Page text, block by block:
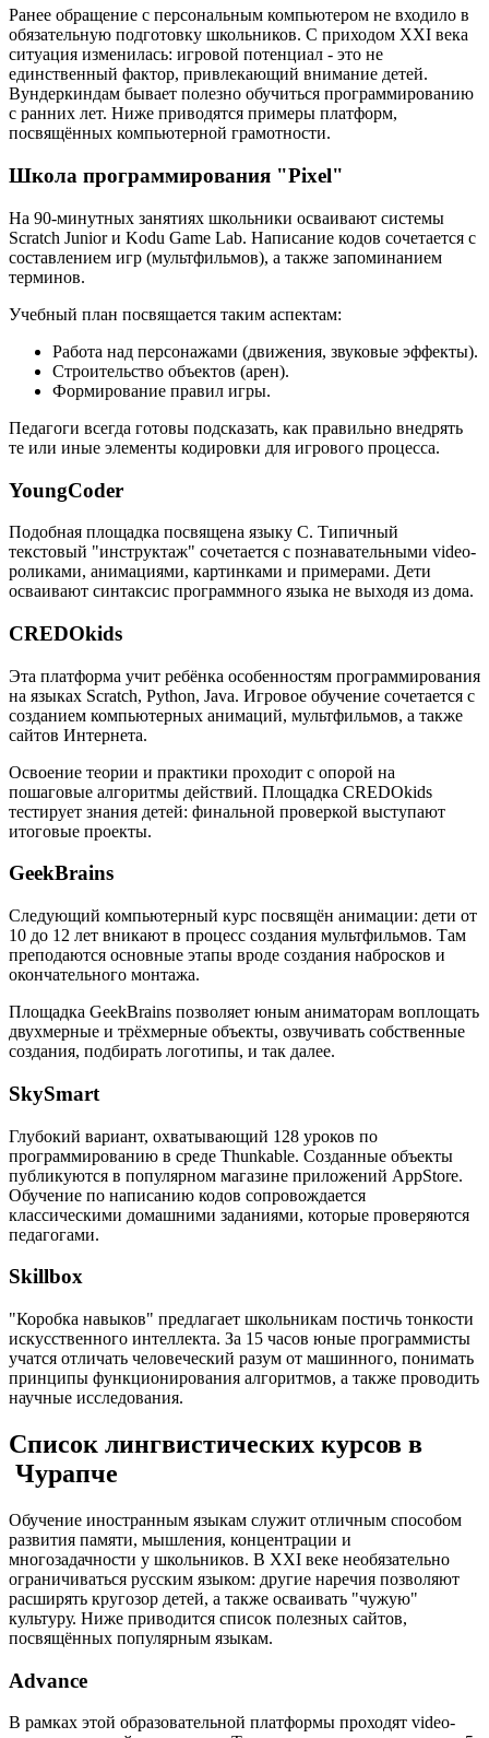
Ранее обращение с персональным компьютером не входило в
обязательную подготовку школьников. С приходом XXI века
ситуация изменилась: игровой потенциал - это не
единственный фактор, привлекающий внимание детей.
Вундеркиндам бывает полезно обучиться программированию
с ранних лет. Ниже приводятся примеры платформ,
посвящённых компьютерной грамотности.
Школа программирования "Pixel"
На 90-минутных занятиях школьники осваивают системы
Scratch Junior и Kodu Game Lab. Написание кодов сочетается с
составлением игр (мультфильмов), а также запоминанием
терминов.
Учебный план посвящается таким аспектам:
Работа над персонажами (движения, звуковые эффекты).
Строительство объектов (арен).
Формирование правил игры.
Педагоги всегда готовы подсказать, как правильно внедрять
те или иные элементы кодировки для игрового процесса.
YoungCoder
Подобная площадка посвящена языку C. Типичный
текстовый "инструктаж" сочетается с познавательными video-
роликами, анимациями, картинками и примерами. Дети
осваивают синтаксис программного языка не выходя из дома.
CREDOkids
Эта платформа учит ребёнка особенностям программирования
на языках Scratch, Python, Java. Игровое обучение сочетается с
созданием компьютерных анимаций, мультфильмов, а также
сайтов Интернета.
Освоение теории и практики проходит с опорой на
пошаговые алгоритмы действий. Площадка CREDOkids
тестирует знания детей: финальной проверкой выступают
итоговые проекты.
GeekBrains
Следующий компьютерный курс посвящён анимации: дети от
10 до 12 лет вникают в процесс создания мультфильмов. Там
преподаются основные этапы вроде создания набросков и
окончательного монтажа.
Площадка GeekBrains позволяет юным аниматорам воплощать
двухмерные и трёхмерные объекты, озвучивать собственные
создания, подбирать логотипы, и так далее.
SkySmart
Глубокий вариант, охватывающий 128 уроков по
программированию в среде Thunkable. Созданные объекты
публикуются в популярном магазине приложений AppStore.
Обучение по написанию кодов сопровождается
классическими домашними заданиями, которые проверяются
педагогами.
Skillbox
"Коробка навыков" предлагает школьникам постичь тонкости
искусственного интеллекта. За 15 часов юные программисты
учатся отличать человеческий разум от машинного, понимать
принципы функционирования алгоритмов, а также проводить
научные исследования.
Список лингвистических курсов в
Чурапче
Обучение иностранным языкам служит отличным способом
развития памяти, мышления, концентрации и
многозадачности у школьников. В XXI веке необязательно
ограничиваться русским языком: другие наречия позволяют
расширять кругозор детей, а также осваивать "чужую"
культуру. Ниже приводится список полезных сайтов,
посвящённых популярным языкам.
Advance
В рамках этой образовательной платформы проходят video-